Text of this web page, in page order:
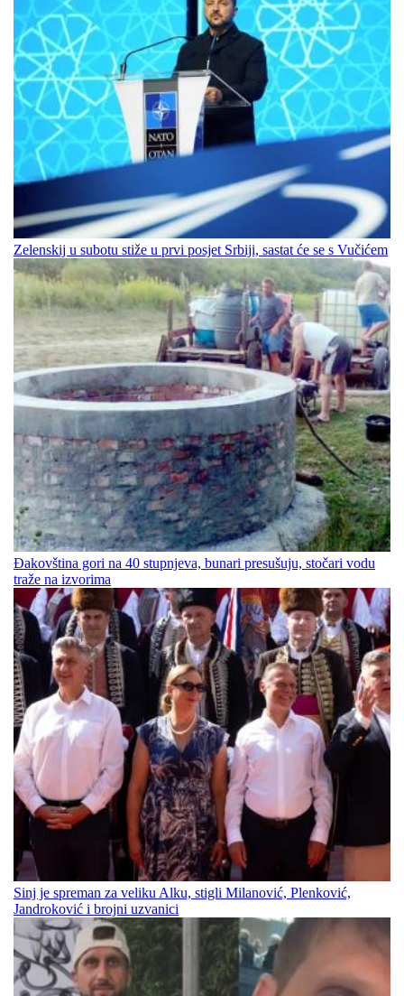
Zelenskij u subotu stiže u prvi posjet Srbiji, sastat će se s Vučićem
Đakovština gori na 40 stupnjeva, bunari presušuju, stočari vodu
traže na izvorima
Sinj je spreman za veliku Alku, stigli Milanović, Plenković,
Jandroković i brojni uzvanici